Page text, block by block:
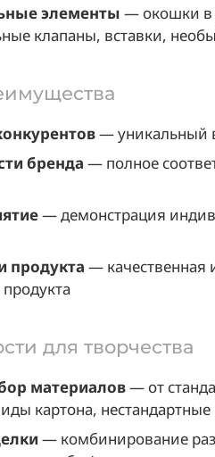
элементы — окошки в
клапаны, вставки,
— уникальный
бренда — полное
— демонстрация
продукта — качественная
для творчества
материалов— от
картона,
— комбинирование